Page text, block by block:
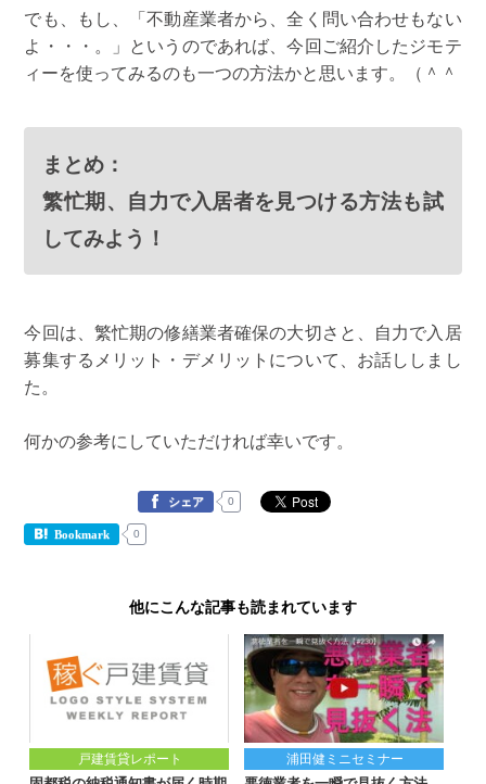
でも、もし、「不動産業者から、全く問い合わせもない
よ・・・。」というのであれば、今回ご紹介したジモテ
ィーを使ってみるのも一つの方法かと思います。（＾＾
まとめ：
繁忙期、自力で入居者を見つける方法も試
してみよう！
今回は、繁忙期の修繕業者確保の大切さと、自力で入居
募集するメリット・デメリットについて、お話ししまし
た。
何かの参考にしていただければ幸いです。
シェア 0
Bookmark 0
他にこんな記事も読まれています
戸建賃貸レポート 浦田健ミニセミナー